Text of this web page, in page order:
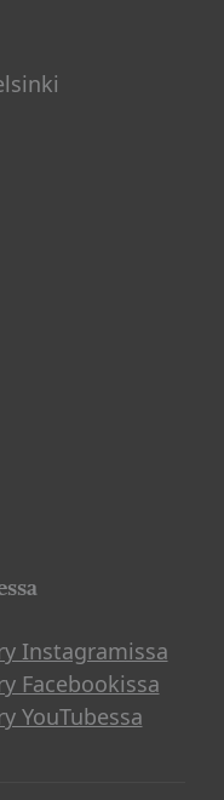
Instagramissa
Facebookissa
YouTubessa